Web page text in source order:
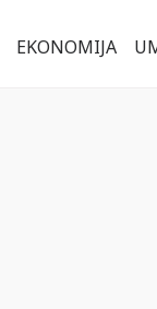
EKONOMIJA